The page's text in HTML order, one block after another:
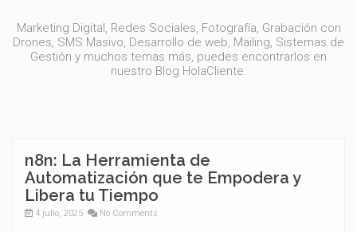
Marketing Digital, Redes Sociales, Fotografía, Grabación con
Drones, SMS Masivo, Desarrollo de web, Mailing, Sistemas de
Gestión y muchos temas más, puedes encontrarlos en
nuestro Blog HolaCliente.
n8n: La Herramienta de
Automatización que te Empodera y
Libera tu Tiempo
4 julio, 2025 No Comments